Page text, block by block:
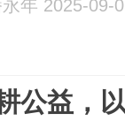
年 2025-09-
公益，